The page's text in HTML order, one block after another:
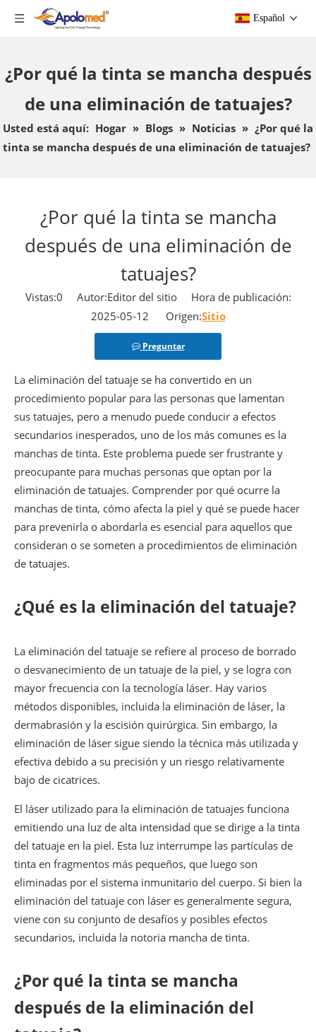
Español
¿Por qué la tinta se mancha después
de una eliminación de tatuajes?
Usted está aquí: Hogar » Blogs » Noticias » ¿Por qué la
tinta se mancha después de una eliminación de tatuajes?
¿Por qué la tinta se mancha
después de una eliminación de
tatuajes?
Vistas:0 Autor:Editor del sitio Hora de publicación:
2025-05-12 Origen:Sitio
Preguntar
La eliminación del tatuaje se ha convertido en un
procedimiento popular para las personas que lamentan
sus tatuajes, pero a menudo puede conducir a efectos
secundarios inesperados, uno de los más comunes es la
manchas de tinta. Este problema puede ser frustrante y
preocupante para muchas personas que optan por la
eliminación de tatuajes. Comprender por qué ocurre la
manchas de tinta, cómo afecta la piel y qué se puede hacer
para prevenirla o abordarla es esencial para aquellos que
consideran o se someten a procedimientos de eliminación
de tatuajes.
¿Qué es la eliminación del tatuaje?
La eliminación del tatuaje se refiere al proceso de borrado
o desvanecimiento de un tatuaje de la piel, y se logra con
mayor frecuencia con la tecnología láser. Hay varios
métodos disponibles, incluida la eliminación de láser, la
dermabrasión y la escisión quirúrgica. Sin embargo, la
eliminación de láser sigue siendo la técnica más utilizada y
efectiva debido a su precisión y un riesgo relativamente
bajo de cicatrices.
El láser utilizado para la eliminación de tatuajes funciona
emitiendo una luz de alta intensidad que se dirige a la tinta
del tatuaje en la piel. Esta luz interrumpe las partículas de
tinta en fragmentos más pequeños, que luego son
eliminadas por el sistema inmunitario del cuerpo. Si bien la
eliminación del tatuaje con láser es generalmente segura,
viene con su conjunto de desafíos y posibles efectos
secundarios, incluida la notoria mancha de tinta.
¿Por qué la tinta se mancha
después de la eliminación del